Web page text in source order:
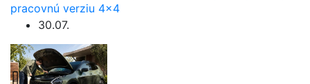
pracovnú verziu 4×4
30.07.